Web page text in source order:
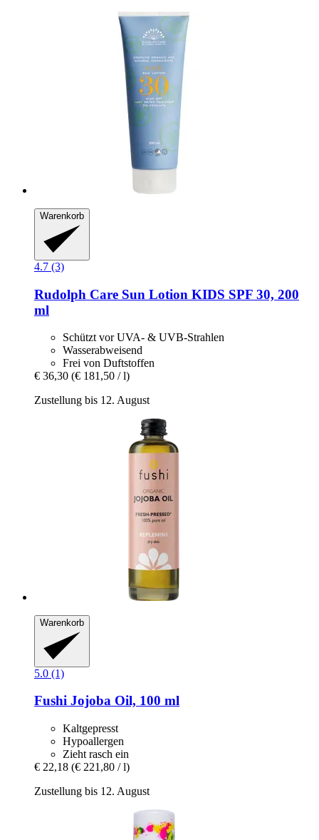
Warenkorb
4.7 (3)
Rudolph Care Sun Lotion KIDS SPF 30, 200
ml
Schützt vor UVA- & UVB-Strahlen
Wasserabweisend
Frei von Duftstoffen
€ 36,30 (€ 181,50 / l)
Zustellung bis 12. August
Warenkorb
5.0 (1)
Fushi Jojoba Oil, 100 ml
Kaltgepresst
Hypoallergen
Zieht rasch ein
€ 22,18 (€ 221,80 / l)
Zustellung bis 12. August